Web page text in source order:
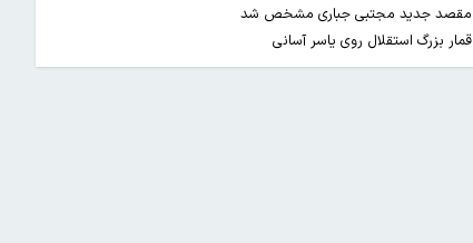
مقصد جدید مجتبی جباری مشخص شد
قمار بزرگ استقلال روی یاسر آسانی